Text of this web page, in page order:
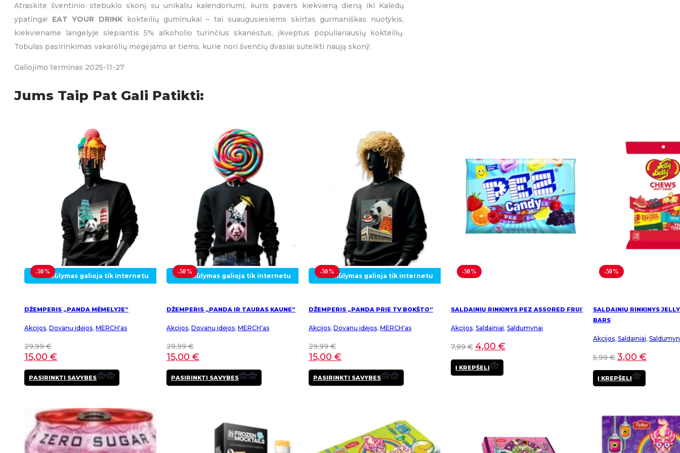
Atraskite šventinio stebuklo skonį su unikaliu kalendoriumi, kuris pavers kiekvieną dieną iki Kalėdų
ypatinga! EAT YOUR DRINK kokteilių guminukai – tai suaugusiesiems skirtas gurmaniškas nuotykis,
kiekviename langelyje slepiantis 5% alkoholio turinčius skanėstus, įkvėptus populiariausių kokteilių.
Tobulas pasirinkimas vakarėlių mėgėjams ar tiems, kurie nori švenčių dvasiai suteikti naują skonį!
Galiojimo terminas 2025-11-27
Jums Taip Pat Gali Patikti:
-50%
Pasiūlymas galioja tik internetu
DŽEMPERIS „PANDA MĖMELYJE”
Akcijos, Dovanų idėjos, MERCH'as
29,99€
15,00 €
PASIRINKTI SAVYBES
This
product
variants.
The
options
may
be
-50%
Pasiūlymas galioja tik internetu
DŽEMPERIS „PANDA IR TAURAS KAUNE”
Akcijos, Dovanų idėjos, MERCH'as
29,99€
15,00 €
PASIRINKTI SAVYBES
This
product
options
may
be
-50%
Pasiūlymas galioja tik internetu
DŽEMPERIS „PANDA PRIE TV BOKŠTO”
Akcijos, Dovanų idėjos, MERCH'as
29,99€
15,00 €
PASIRINKTI SAVYBES
This
product
The
options
may
be
-50%
SALDAINIŲ RINKINYS PEZ ASSORED FRUIT
Akcijos, Saldainiai, Saldumynai
7,99€ 4,00 €
Į KREPŠELĮ
-50%
SALDAINIŲ RINKINYS
BARS
Akcijos, Saldainiai,
5,99€ 3,00 €
Į KREPŠELĮ